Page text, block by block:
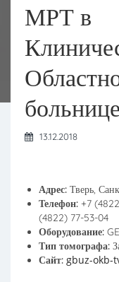
МРТ в
13.12.2018
Адрес: Тверь,
Телефон: +7
(4822) 77-53-04
Оборудование:
Тип томографа:
Сайт: gbuz-okb-